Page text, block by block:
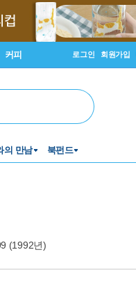
커피 로그인 회원가입
의 만남 북펀드
(1992년)